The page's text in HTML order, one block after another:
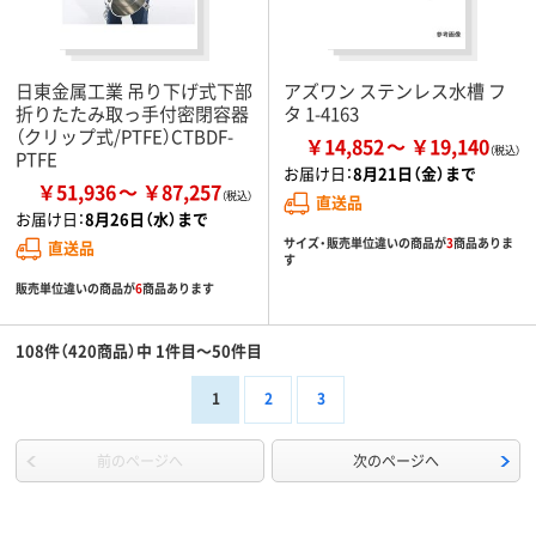
日東金属工業 吊り下げ式下部
折りたたみ取っ手付密閉容器
（クリップ式/PTFE）CTBDF-
PTFE
￥51,936 ￥87,257
お届け日：8月26日（水）まで
直送品
販売単位違いの商品が6商品あります
アズワン ステンレス水槽 フ
タ 1-4163
￥14,852 ￥19,140
お届け日：8月21日（金）まで
直送品
サイズ・販売単位違いの商品が3商品ありま
す
108件（420商品）中 1件目～50件目
1 2 3
前のページへ 次のページへ